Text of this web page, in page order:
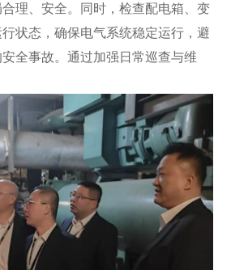
理、安全。同时，检查配电箱、变
状态，确保电气系统稳定运行，避
全事故。通过加强日常巡查与维